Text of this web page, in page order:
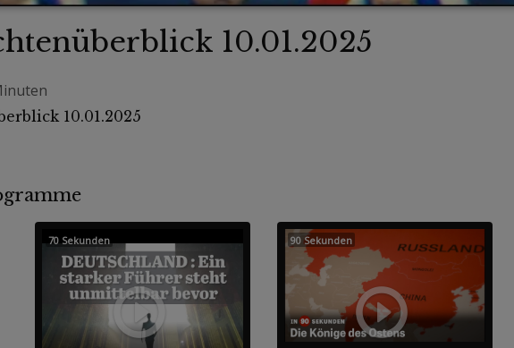
10.01.2025
10.01.2025
70 Sekunden 90 Sekunden